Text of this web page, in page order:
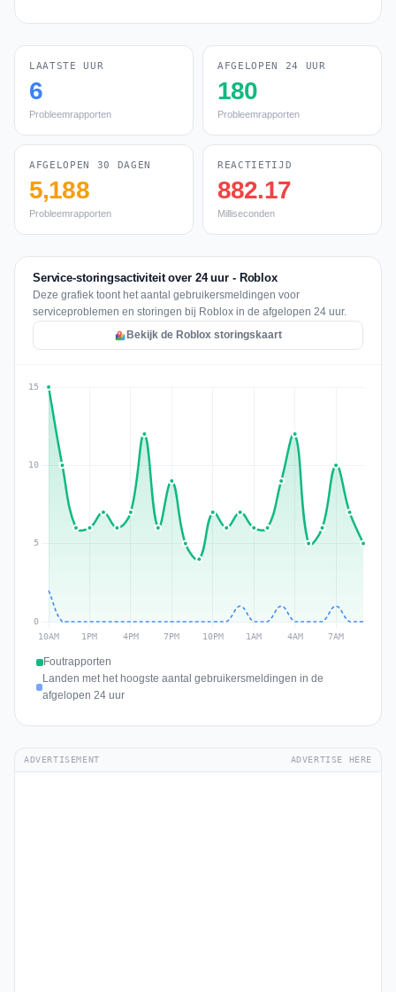
LAATSTE UUR
6
Probleemrapporten
AFGELOPEN 24 UUR
180
Probleemrapporten
AFGELOPEN 30 DAGEN
5,188
Probleemrapporten
REACTIETIJD
882.17
Milliseconden
Service-storingsactiviteit over 24 uur - Roblox
Deze grafiek toont het aantal gebruikersmeldingen voor
serviceproblemen en storingen bij Roblox in de afgelopen 24 uur.
Bekijk de Roblox storingskaart
Foutrapporten
Landen met het hoogste aantal gebruikersmeldingen in de
afgelopen 24 uur
ADVERTISEMENT ADVERTISE HERE